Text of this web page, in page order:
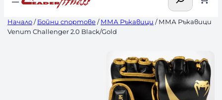
Начало/Бойни спортове/ММА Ръкавици / ММА Ръкавици
Venum Challenger 2.0 Black/Gold